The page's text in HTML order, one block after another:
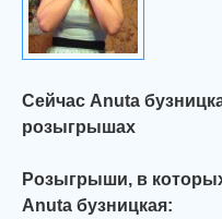
Сейчас Anuta
розыгрышах
Розыгрыши, в
Anuta бузницкая: